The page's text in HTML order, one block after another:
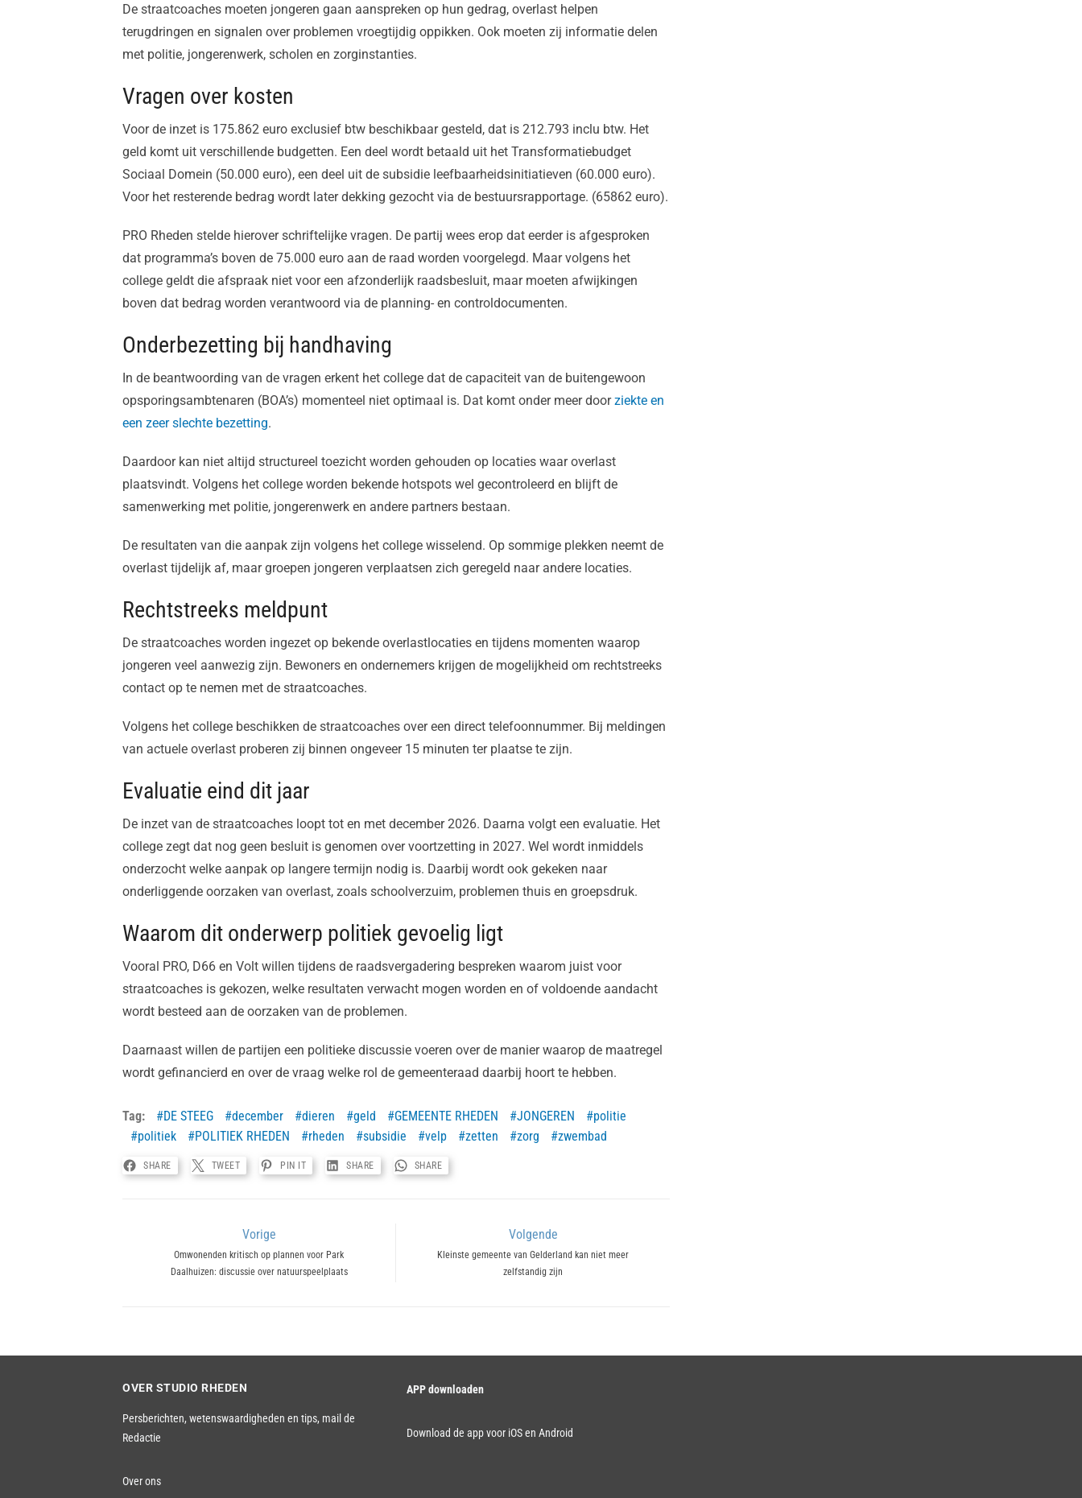
De straatcoaches moeten jongeren gaan aanspreken op hun gedrag, overlast helpen
terugdringen en signalen over problemen vroegtijdig oppikken. Ook moeten zij informatie delen
met politie, jongerenwerk, scholen en zorginstanties.
Vragen over kosten
Voor de inzet is 175.862 euro exclusief btw beschikbaar gesteld, dat is 212.793 inclu btw. Het
geld komt uit verschillende budgetten. Een deel wordt betaald uit het Transformatiebudget
Sociaal Domein (50.000 euro), een deel uit de subsidie leefbaarheidsinitiatieven (60.000 euro).
Voor het resterende bedrag wordt later dekking gezocht via de bestuursrapportage. (65862 euro).
PRO Rheden stelde hierover schriftelijke vragen. De partij wees erop dat eerder is afgesproken
dat programma’s boven de 75.000 euro aan de raad worden voorgelegd. Maar volgens het
college geldt die afspraak niet voor een afzonderlijk raadsbesluit, maar moeten afwijkingen
boven dat bedrag worden verantwoord via de planning- en controldocumenten.
Onderbezetting bij handhaving
In de beantwoording van de vragen erkent het college dat de capaciteit van de buitengewoon
opsporingsambtenaren (BOA’s) momenteel niet optimaal is. Dat komt onder meer doorziekte en
een zeer slechte bezetting.
Daardoor kan niet altijd structureel toezicht worden gehouden op locaties waar overlast
plaatsvindt. Volgens het college worden bekende hotspots wel gecontroleerd en blijft de
samenwerking met politie, jongerenwerk en andere partners bestaan.
De resultaten van die aanpak zijn volgens het college wisselend. Op sommige plekken neemt de
overlast tijdelijk af, maar groepen jongeren verplaatsen zich geregeld naar andere locaties.
Rechtstreeks meldpunt
De straatcoaches worden ingezet op bekende overlastlocaties en tijdens momenten waarop
jongeren veel aanwezig zijn. Bewoners en ondernemers krijgen de mogelijkheid om rechtstreeks
contact op te nemen met de straatcoaches.
Volgens het college beschikken de straatcoaches over een direct telefoonnummer. Bij meldingen
van actuele overlast proberen zij binnen ongeveer 15 minuten ter plaatse te zijn.
Evaluatie eind dit jaar
De inzet van de straatcoaches loopt tot en met december 2026. Daarna volgt een evaluatie. Het
college zegt dat nog geen besluit is genomen over voortzetting in 2027. Wel wordt inmiddels
onderzocht welke aanpak op langere termijn nodig is. Daarbij wordt ook gekeken naar
onderliggende oorzaken van overlast, zoals schoolverzuim, problemen thuis en groepsdruk.
Waarom dit onderwerp politiek gevoelig ligt
Vooral PRO, D66 en Volt willen tijdens de raadsvergadering bespreken waarom juist voor
straatcoaches is gekozen, welke resultaten verwacht mogen worden en of voldoende aandacht
wordt besteed aan de oorzaken van de problemen.
Daarnaast willen de partijen een politieke discussie voeren over de manier waarop de maatregel
wordt gefinancierd en over de vraag welke rol de gemeenteraad daarbij hoort te hebben.
Tag: DE STEEG december dieren geld GEMEENTE RHEDEN JONGEREN
politie
politiek
POLITIEK RHEDEN rheden subsidie velp zetten zorg zwembad
SHARE TWEET PIN IT SHARE SHARE
navigatie
Vorige
Previous
post:
Omwonenden kritisch op plannen voor Park
Daalhuizen: discussie over natuurspeelplaats
Volgende
Next
Kleinste gemeente van Gelderland kan niet meer
zelfstandig zijn
OVER STUDIO RHEDEN
Persberichten, wetenswaardigheden en tips, mail de
Redactie
Over ons
APP downloaden
Download de app voor iOS en Android